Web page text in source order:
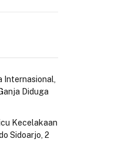
Internasional,
Diduga
Kecelakaan
Sidoarjo, 2